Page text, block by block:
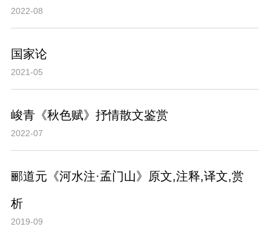
2022-08
国家论
2021-05
峻青《秋色赋》抒情散文鉴赏
2022-07
郦道元《河水注·孟门山》原文,注释,译文,赏
析
2019-09